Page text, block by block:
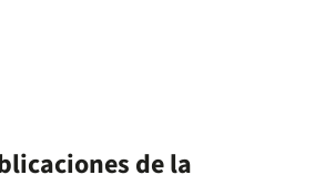
de la